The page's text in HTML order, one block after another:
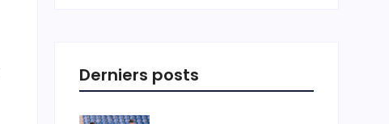
Derniers posts